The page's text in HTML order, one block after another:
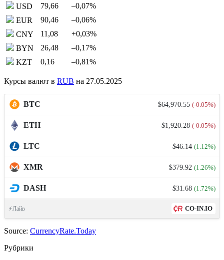
USD
79,66 –0,07%
EUR
90,46 –0,06%
CNY
11,08 +0,03%
BYN
26,48 –0,17%
KZT
0,16 –0,81%
Курсы валют в RUB на 27.05.2025
BTC $64,970.55 (-0.05%)
ETH $1,920.28 (-0.05%)
LTC $46.14 (1.12%)
XMR $379.92 (1.26%)
DASH $31.68 (1.72%)
⚡Лайв CO-IN.IO
Source: CurrencyRate.Today
Рубрики